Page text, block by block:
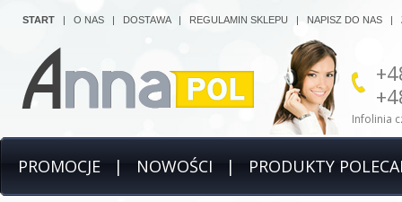
Infolinia
START | O NAS | DOSTAWA| REGULAMIN SKLEPU | NAPISZ DO NAS |
PROMOCJE | NOWOŚCI | PRODUKTY